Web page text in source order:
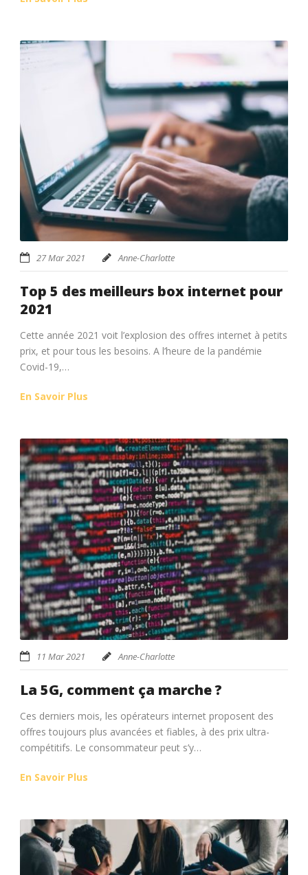
27 Mar 2021 Anne-Charlotte
Top 5 des meilleurs box internet pour
2021
Cette année 2021 voit l’explosion des offres internet à petits
prix, et pour tous les besoins. A l’heure de la pandémie
Covid-19,…
En Savoir Plus
11 Mar 2021 Anne-Charlotte
La 5G, comment ça marche ?
Ces derniers mois, les opérateurs internet proposent des
offres toujours plus avancées et fiables, à des prix ultra-
compétitifs. Le consommateur peut s’y…
En Savoir Plus